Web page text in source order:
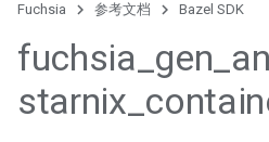
Fuchsia 参考文档 Bazel SDK
fuchsia_gen_
starnix_